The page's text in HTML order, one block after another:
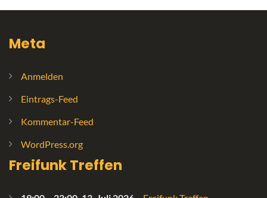
Meta
Anmelden
Eintrags-Feed
Kommentar-Feed
WordPress.org
Freifunk Treffen